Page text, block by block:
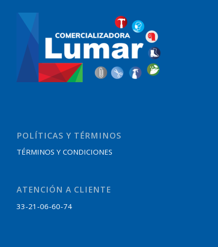
POLÍTICAS Y TÉRMINOS
TÉRMINOS Y CONDICIONES
ATENCIÓN A CLIENTE
33-21-06-60-74